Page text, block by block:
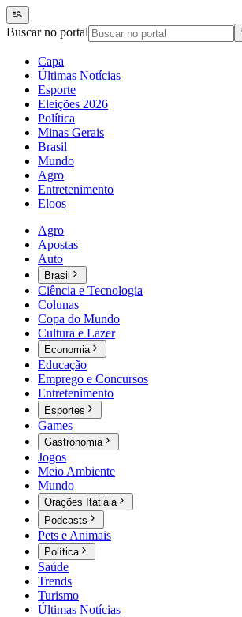
Buscar no portal
Capa
Últimas Notícias
Esporte
Eleições 2026
Política
Minas Gerais
Brasil
Mundo
Agro
Entretenimento
Eloos
Agro
Apostas
Auto
Brasil
Ciência e Tecnologia
Colunas
Copa do Mundo
Cultura e Lazer
Economia
Educação
Emprego e Concursos
Entretenimento
Esportes
Games
Gastronomia
Jogos
Meio Ambiente
Mundo
Orações Itatiaia
Podcasts
Pets e Animais
Política
Saúde
Trends
Turismo
Últimas Notícias